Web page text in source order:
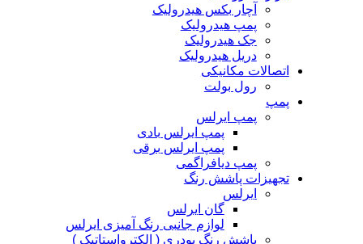
آچار بکس هیدرولیک
پمپ هیدرولیک
جک هیدرولیک
دریل هیدرولیک
اتصالات مکانیکی
رول بولت
پمپ
پمپ ایرلس
پمپ ایرلس بادی
پمپ ایرلس برقی
پمپ دیافراگمی
تجهیزات پاشش رنگ
ایرلس
گان ایرلس
لوازم جانبی رنگ آمیزی ایرلس
پاشش رنگ پودری ( الکترواستاتیک )